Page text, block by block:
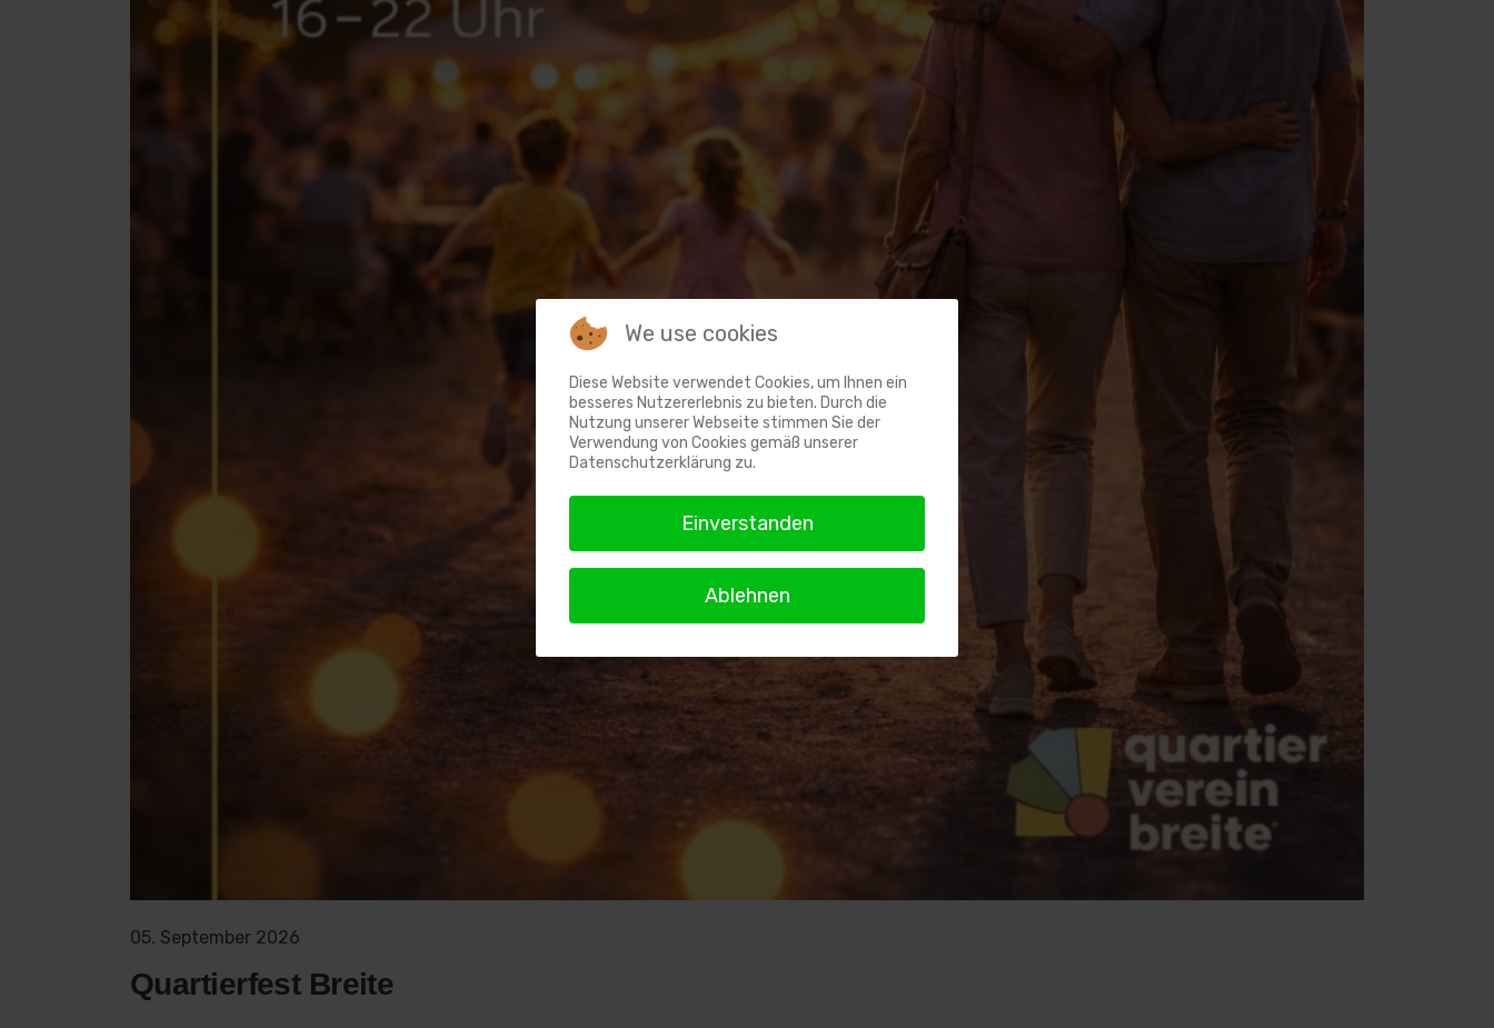
05. September 2026
Quartierfest Breite
We use cookies
Diese Website verwendet Cookies, um Ihnen ein
besseres Nutzererlebnis zu bieten. Durch die
Nutzung unserer Webseite stimmen Sie der
Verwendung von Cookies gemäß unserer
Datenschutzerklärung zu.
Einverstanden
Ablehnen